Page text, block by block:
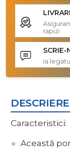
rapizi
SCRIE-
Ia
DESCRIERE
Caracteristici:
Această